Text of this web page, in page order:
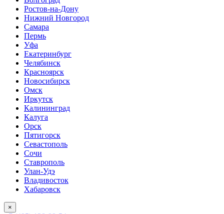
Ростов-на-Дону
Нижний Новгород
Самара
Пермь
Уфа
Екатеринбург
Челябинск
Красноярск
Новосибирск
Омск
Иркутск
Калининград
Калуга
Орск
Пятигорск
Севастополь
Сочи
Ставрополь
Улан-Удэ
Владивосток
Хабаровск
×